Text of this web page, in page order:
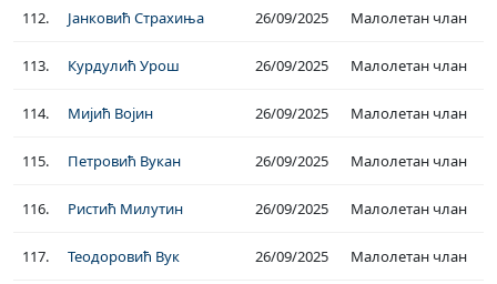
112. Јанковић Страхиња 26/09/2025 Малолетан члан
113. Курдулић Урош 26/09/2025 Малолетан члан
114. Мијић Војин 26/09/2025 Малолетан члан
115. Петровић Вукан 26/09/2025 Малолетан члан
116. Ристић Милутин 26/09/2025 Малолетан члан
117. Теодоровић Вук 26/09/2025 Малолетан члан